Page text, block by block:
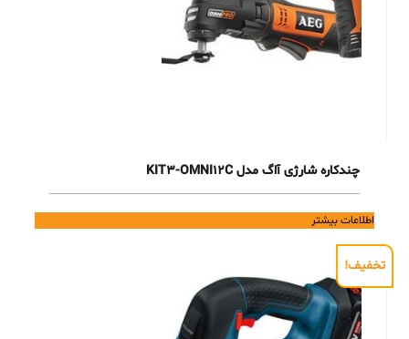
چندکاره شارژی آاگ مدل KIT3-OMNI12C
اطلاعات بیشتر
تخفیف!